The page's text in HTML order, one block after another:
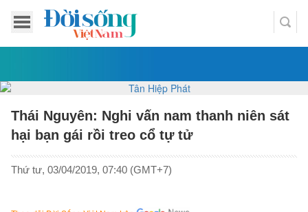
Thái Nguyên: Nghi vấn nam thanh niên sát
hại bạn gái rồi treo cổ tự tử
Thứ tư, 03/04/2019, 07:40 (GMT+7)